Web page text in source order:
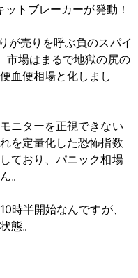
トブレーカーが発動！
が売りを呼ぶ負のスパイ
市場はまるで地獄の尻の
血便相場と化しまし
ニターを正視できない
を定量化した恐怖指数
ており、パニック相場
。
時半開始なんですが、
態。